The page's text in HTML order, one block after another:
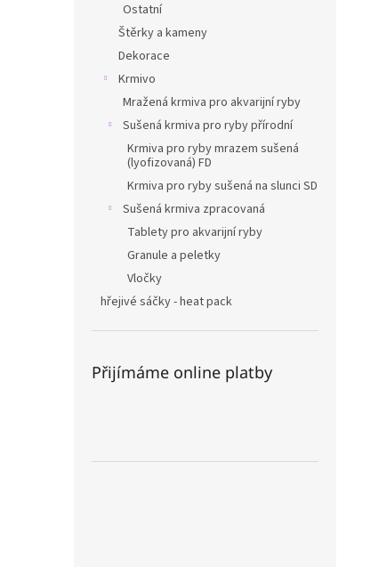
Ostatní
Štěrky a kameny
Dekorace
Krmivo
Mražená krmiva pro akvarijní ryby
Sušená krmiva pro ryby přírodní
Krmiva pro ryby mrazem sušená
(lyofizovaná) FD
Krmiva pro ryby sušená na slunci SD
Sušená krmiva zpracovaná
Tablety pro akvarijní ryby
Granule a peletky
Vločky
hřejivé sáčky - heat pack
Přijímáme online platby